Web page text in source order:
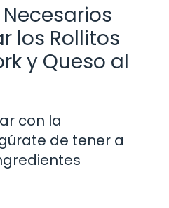
los Rollitos
y Queso al
con la
de tener a